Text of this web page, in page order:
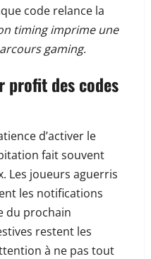
code relance la
timing imprime une
gaming.
profit des codes
d’activer le
fait souvent
Les joueurs aguerris
les notifications
du prochain
restent les
à ne pas tout